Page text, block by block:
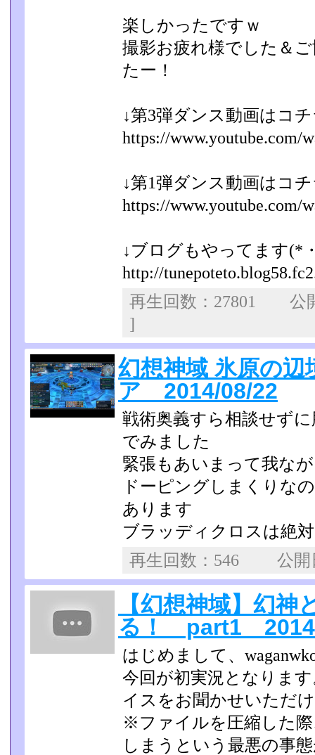
楽しかったですｗ
撮影お疲れ様でした＆
たー！
↓第3弾ダンス動画はコ
https://www.youtube.com/
↓第1弾ダンス動画はコ
https://www.youtube.com/
↓ブログもやってます(*
http://
再生回数：27801
]
幻想神域 氷原の辺
ア 2014/08/22
戦術奥義すら相談せず
でみました
緊張もあいまって我な
ドーピングしまくりな
あります
ブラッディクロスは絶
再生回数：546 公
【幻想神域】幻神
る！ part1
はじめまして、
今回が初実況となりま
イスをお聞かせいただ
※ファイルを圧縮した
しまうという最悪の事